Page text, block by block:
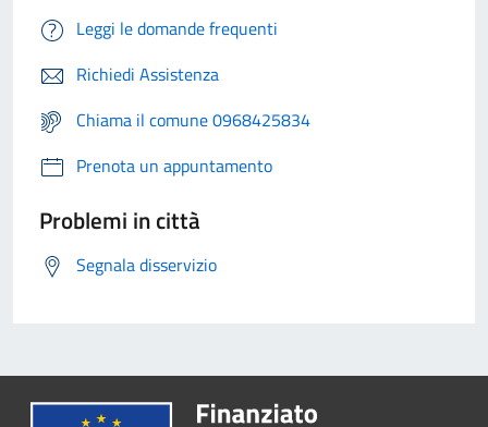
Leggi le domande frequenti
Richiedi Assistenza
Chiama il comune 0968425834
Prenota un appuntamento
Problemi in città
Segnala disservizio